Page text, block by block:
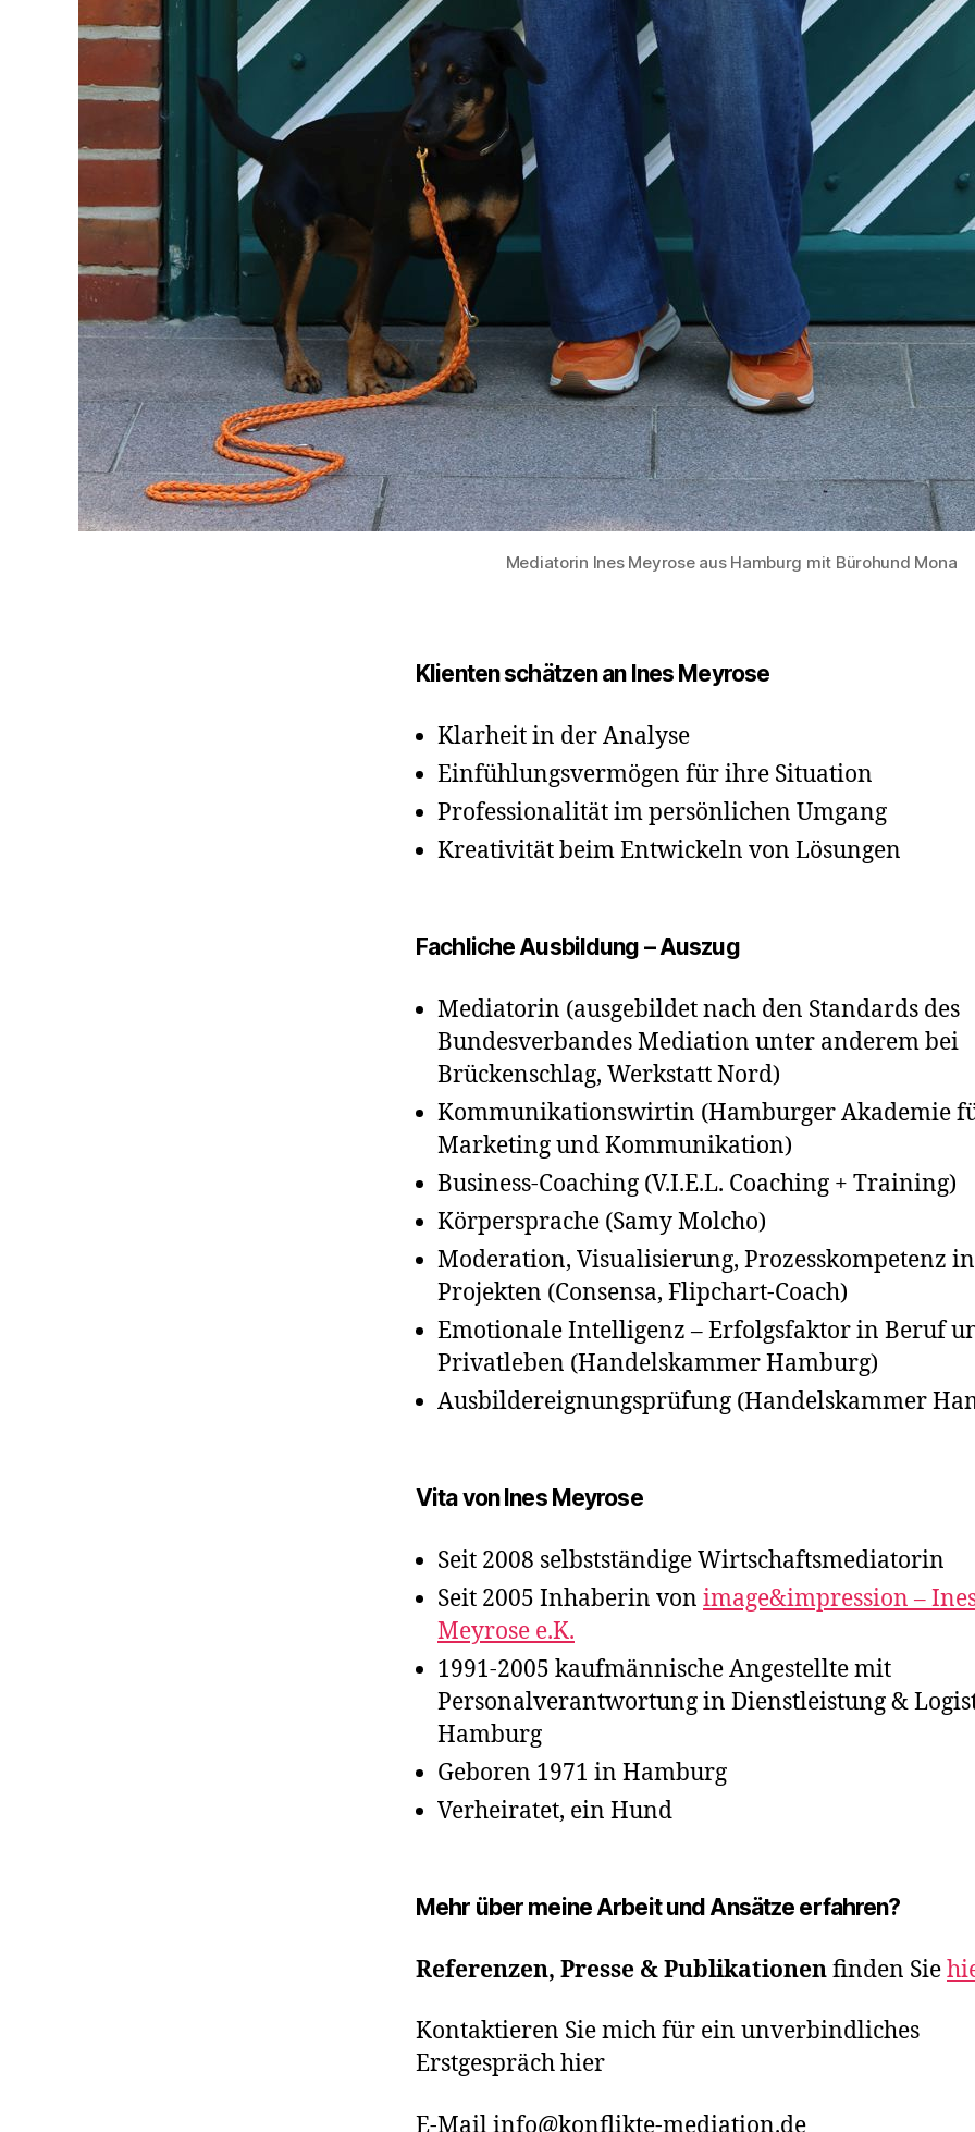
Mediatorin Ines Meyrose aus Hamburg mit Bürohund Mona
Klienten schätzen an Ines Meyrose
Klarheit in der Analyse
Einfühlungsvermögen für ihre Situation
Professionalität im persönlichen Umgang
Kreativität beim Entwickeln von Lösungen
Fachliche Ausbildung – Auszug
Mediatorin (ausgebildet nach den Standards des
Bundesverbandes Mediation unter anderem bei
Brückenschlag, Werkstatt Nord)
Kommunikationswirtin (Hamburger Akademie
Marketing und Kommunikation)
Business-Coaching (V.I.E.L. Coaching + Training)
Körpersprache (Samy Molcho)
Moderation, Visualisierung, Prozesskompetenz in
Projekten (Consensa, Flipchart-Coach)
Emotionale Intelligenz – Erfolgsfaktor in Beruf
Privatleben (Handelskammer Hamburg)
Ausbildereignungsprüfung (Handelskammer
Vita von Ines Meyrose
Seit 2008 selbstständige Wirtschaftsmediatorin
Seit 2005 Inhaberin von image&impression –
Meyrose e.K.
1991-2005 kaufmännische Angestellte mit
Personalverantwortung in Dienstleistung &
Hamburg
Geboren 1971 in Hamburg
Verheiratet, ein Hund
Mehr über meine Arbeit und Ansätze erfahren?
Referenzen, Presse & Publikationenfinden Sie
Kontaktieren Sie mich für ein unverbindliches
Erstgespräch hier
E-Mail info@konflikte-mediation.de